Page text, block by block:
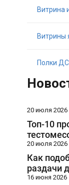
Витрина
Витрины
Полки
20 июля 2026
Топ-10
20 июля 2026
Как
раздачи
16 июня 2026